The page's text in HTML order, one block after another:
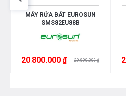
Nhãn
MÁY RỬA BÁT EUROSUN
SMS82EU88B
20.800.000 ₫ 29.890.000 ₫